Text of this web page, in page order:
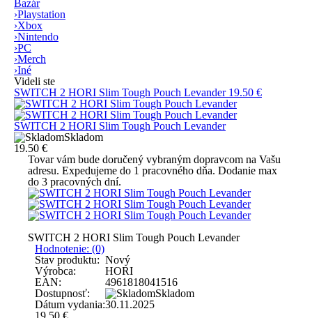
Bazár
›Playstation
›Xbox
›Nintendo
›PC
›Merch
›Iné
Videli ste
SWITCH 2 HORI Slim Tough Pouch Levander 19.50 €
SWITCH 2 HORI Slim Tough Pouch Levander
Skladom
19.50 €
Tovar vám bude doručený vybraným dopravcom na Vašu
adresu. Expedujeme do 1 pracovného dňa. Dodanie max
do 3 pracovných dní.
SWITCH 2 HORI Slim Tough Pouch Levander
Hodnotenie: (0)
Stav produktu: Nový
Výrobca:
HORI
EAN:
4961818041516
Dostupnosť:
Skladom
Dátum vydania:30.11.2025
19.50 €